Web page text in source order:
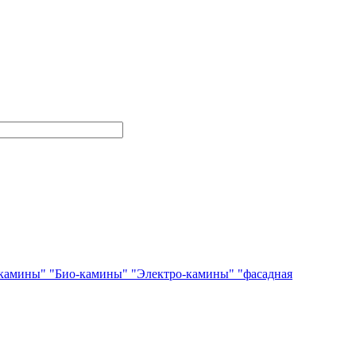
"Био-камины" "Электро-камины" "фасадная